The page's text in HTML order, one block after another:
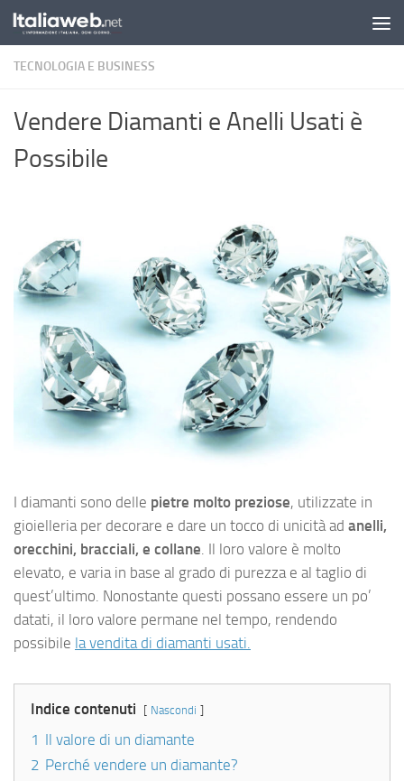
Sotto il contenuto
TECNOLOGIA E BUSINESS
Vendere Diamanti e Anelli Usati è
Possibile
I diamanti sono delle pietre molto preziose, utilizzate in
gioielleria per decorare e dare un tocco di unicità ad anelli,
orecchini, bracciali, e collane . Il loro valore è molto
elevato, e varia in base al grado di purezza e al taglio di
quest’ultimo. Nonostante questi possano essere un po’
datati, il loro valore permane nel tempo, rendendo
possibile la vendita di diamanti usati.
Indice contenuti Nascondi
1 Il valore di un diamante
2 Perché vendere un diamante?